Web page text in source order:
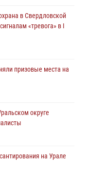
на южном
в эфире телекомпании
в Свердловской
«тревога» в I
призовые места на
округе
на Урале